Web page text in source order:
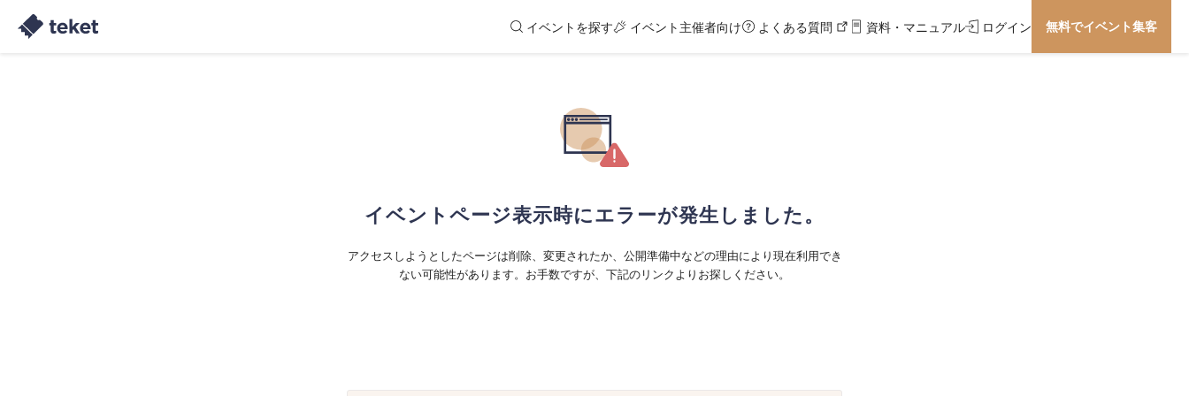
イベントを探す イベント主催者向け よくある質問 資料・マニュアル ログイン 無料でイベント集客
イベントページ表示時にエラーが発生しました。
アクセスしようとしたページは削除、変更されたか、公開準備中などの理由により現在利用でき
ない可能性があります。お手数ですが、下記のリンクよりお探しください。